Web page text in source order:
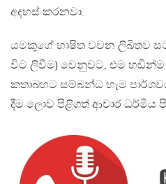
අදහස් කරනවා.
යමකුගේ භාෂිත වචන ලිඛිතව
විට ලිවීම) වෙනුවට, එම
කතාබහට සම්බන්ධ හැම
දීම ලොව පිළිගත් ආචාර ධර්මීය